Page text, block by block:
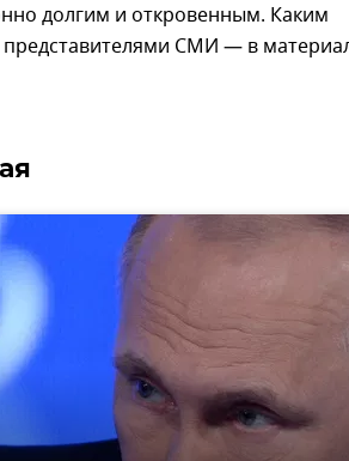
долгим и откровенным. Каким
СМИ — в